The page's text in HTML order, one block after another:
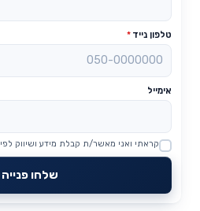
טלפון נייד *
אימייל
Website
קראתי ואני מאשר/ת קבלת מידע ושיווק לפי
שלחו פנייה